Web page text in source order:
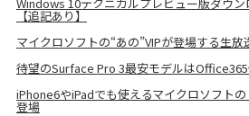
【追記あり】
マイクロソフトの“あの”VIPが登場する生
待望のSurface Pro 3最安モデルは
iPhone6やiPadでも使えるマイクロソフト
登場